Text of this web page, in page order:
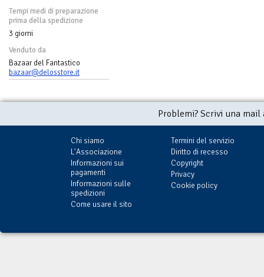
Tempi medi di preparazione
prima della spedizione
3 giorni
Venduto da
Bazaar del Fantastico
bazaar@delosstore.it
Problemi? Scrivi una
Chi siamo
L'Associazione
Informazioni sui
pagamenti
Informazioni sulle
spedizioni
Come usare il sito
Termini del servizio
Diritto di recesso
Copyright
Privacy
Cookie policy